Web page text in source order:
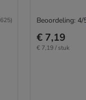
625)
€ 7,19
€ 7,19 / stuk
Beoordeling: 4/